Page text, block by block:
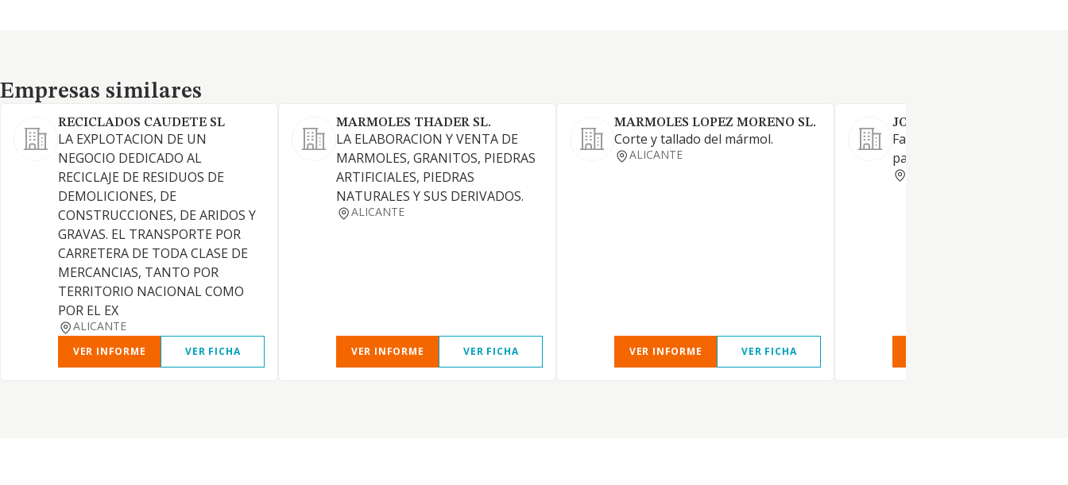
Empresas similares
Empresas similares
RECICLADOS CAUDETE SL
LA EXPLOTACION DE UN
NEGOCIO DEDICADO AL
RECICLAJE DE RESIDUOS DE
DEMOLICIONES, DE
CONSTRUCCIONES, DE ARIDOS Y
GRAVAS. EL TRANSPORTE POR
CARRETERA DE TODA CLASE DE
MERCANCIAS, TANTO POR
TERRITORIO NACIONAL COMO
POR EL EX
ALICANTE
VER INFORME VER FICHA
MARMOLES THADER SL.
LA ELABORACION Y VENTA DE
MARMOLES, GRANITOS, PIEDRAS
ARTIFICIALES, PIEDRAS
NATURALES Y SUS DERIVADOS.
ALICANTE
VER INFORME VER FICHA
MARMOLES LOPEZ MORENO SL.
Corte y tallado del mármol.
ALICANTE
VER INFORME VER FICHA
JOSE CANDELA GARCIA SL
Fabricación de bases de
para trofeos.